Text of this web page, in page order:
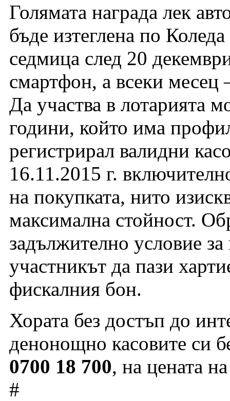
Голямата награда лек
бъде изтеглена по
седмица след 20
смартфон, а всеки месец
Да участва в лотарията
години, който има
регистрирал валидни
16.11.2015 г.
на покупката, нито
максимална стойност.
задължително условие
участникът да пази
фискалния бон.
Хората без достъп до
денонощно касовите си
0700 18 700, на цената
#